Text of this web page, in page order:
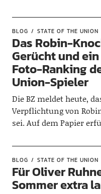
BLOG STATE OF THE UNION
Das Robin-
Gerücht und
Foto-Ranking
Union-Spieler
Die BZ meldet heute,
Verpflichtung von
sei. Auf dem Papier
BLOG STATE OF THE UNION
Für Oliver
Sommer extra